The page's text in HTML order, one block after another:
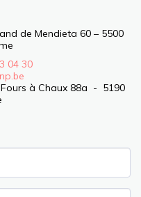
de Mendieta 60 – 5500
04 30
Fours à Chaux 88a  -  5190